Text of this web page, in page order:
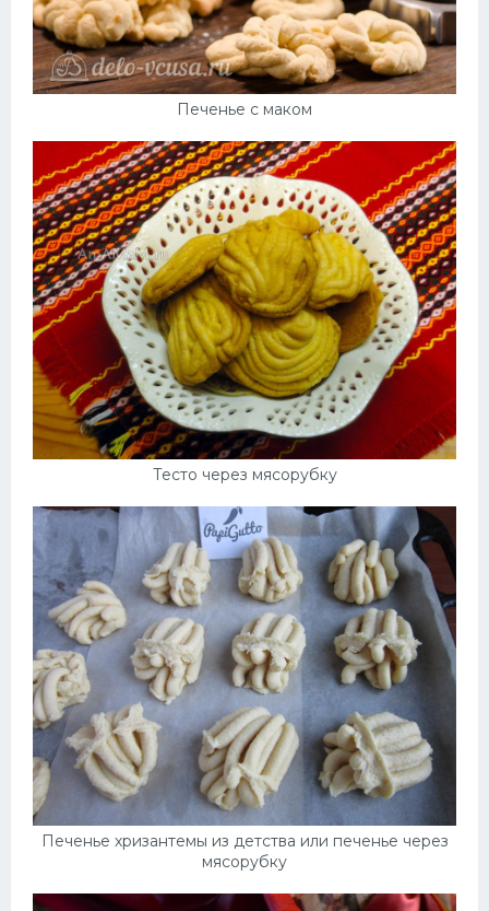
Печенье с маком
Тесто через мясорубку
Печенье хризантемы из детства или печенье через
мясорубку